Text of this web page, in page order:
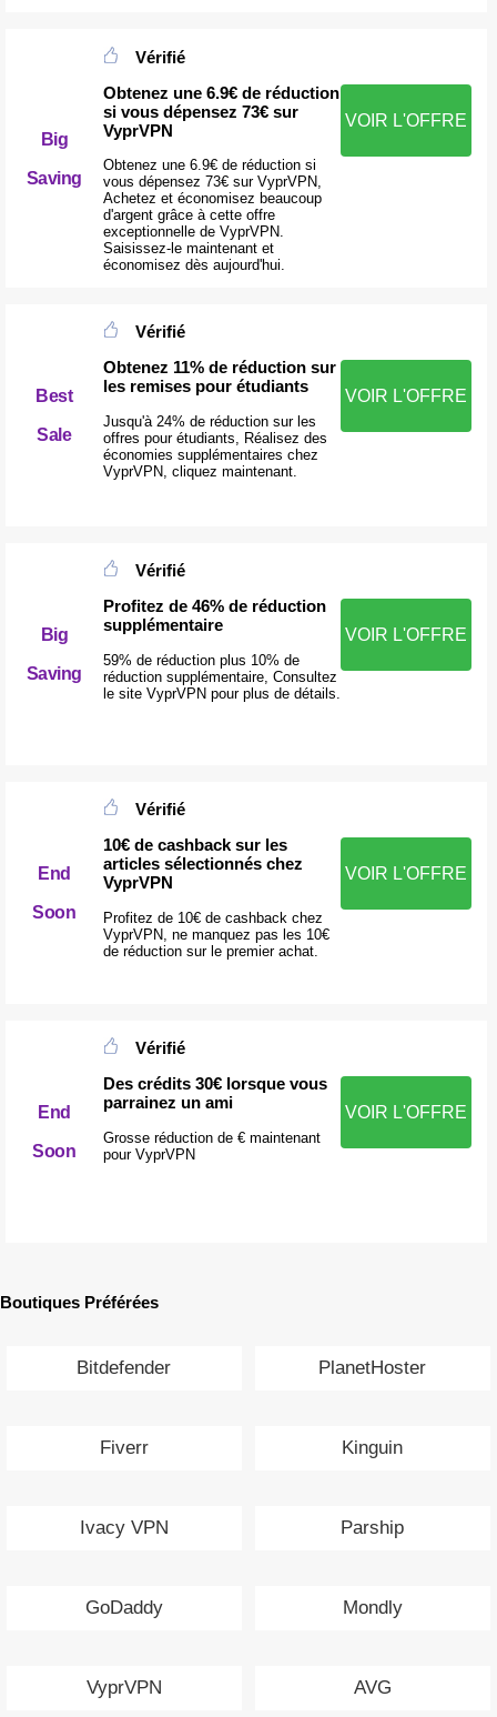
Big
Saving
Vérifié
Obtenez une 6.9€ de réduction
si vous dépensez 73€ sur
VyprVPN
Obtenez une 6.9€ de réduction si
vous dépensez 73€ sur VyprVPN,
Achetez et économisez beaucoup
d'argent grâce à cette offre
exceptionnelle de VyprVPN.
Saisissez-le maintenant et
économisez dès aujourd'hui.
VOIR L'OFFRE
Best
Sale
Vérifié
Obtenez 11% de réduction sur
les remises pour étudiants
Jusqu'à 24% de réduction sur les
offres pour étudiants, Réalisez des
économies supplémentaires chez
VyprVPN, cliquez maintenant.
VOIR L'OFFRE
Big
Saving
Vérifié
Profitez de 46% de réduction
supplémentaire
59% de réduction plus 10% de
réduction supplémentaire, Consultez
le site VyprVPN pour plus de détails.
VOIR L'OFFRE
End
Soon
Vérifié
10€ de cashback sur les
articles sélectionnés chez
VyprVPN
Profitez de 10€ de cashback chez
VyprVPN, ne manquez pas les 10€
de réduction sur le premier achat.
VOIR L'OFFRE
End
Soon
Vérifié
Des crédits 30€ lorsque vous
parrainez un ami
Grosse réduction de € maintenant
pour VyprVPN
VOIR L'OFFRE
Boutiques Préférées
Bitdefender PlanetHoster
Fiverr Kinguin
Ivacy VPN Parship
GoDaddy Mondly
VyprVPN AVG